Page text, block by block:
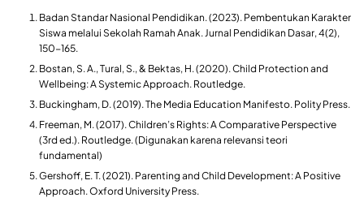
Badan Standar Nasional Pendidikan. (2023). Pembentukan Karakter
Siswa melalui Sekolah Ramah Anak. Jurnal Pendidikan Dasar, 4(2),
150-165.
Bostan, S. A., Tural, S., & Bektas, H. (2020). Child Protection and
Wellbeing: A Systemic Approach. Routledge.
Buckingham, D. (2019). The Media Education Manifesto. Polity Press.
Freeman, M. (2017). Children’s Rights: A Comparative Perspective
(3rd ed.). Routledge. (Digunakan karena relevansi teori
fundamental)
Gershoff, E. T. (2021). Parenting and Child Development: A Positive
Approach. Oxford University Press.